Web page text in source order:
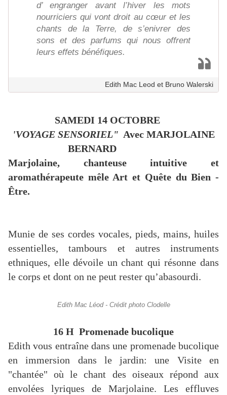
d’ engranger avant l’hiver les mots
nourriciers qui vont droit au cœur et les
chants de la Terre, de s’enivrer des
sons et des parfums qui nous offrent
leurs effets bénéfiques.
Edith Mac Leod et Bruno Walerski
SAMEDI 14 OCTOBRE
'VOYAGE SENSORIEL" Avec MARJOLAINE
BERNARD
Marjolaine, chanteuse intuitive et
aromathérapeute mêle Art et Quête du Bien -
Être.
Munie de ses cordes vocales, pieds, mains, huiles
essentielles, tambours et autres instruments
ethniques, elle dévoile un chant qui résonne dans
le corps et dont on ne peut rester qu’abasourdi.
Edith Mac Léod - Crédit photo Clodelle
16 H Promenade bucolique
Edith vous entraîne dans une promenade bucolique
en immersion dans le jardin: une Visite en
"chantée" où le chant des oiseaux répond aux
envolées lyriques de Marjolaine. Les effluves